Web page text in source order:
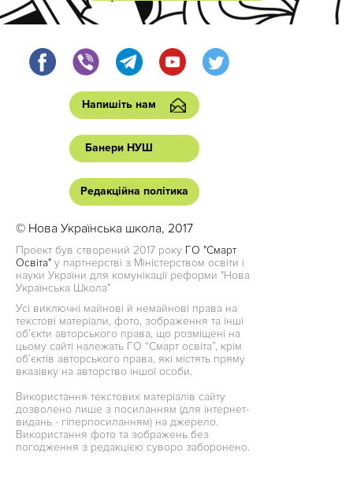
Напишіть нам
Банери НУШ
Редакційна політика
© Нова Українська школа, 2017
Проект був створений 2017 року ГО "Смарт
Освіта" у партнерстві з Міністерством освіти і
науки України для комунікації реформи "Нова
Українська Школа"
Усі виключні майнові й немайнові права на
текстові матеріали, фото, зображення та інші
об’єкти авторського права, що розміщені на
цьому сайті належать ГО “Смарт освіта”, крім
об’єктів авторського права, які містять пряму
вказівку на авторство іншої особи.
Використання текстових матеріалів сайту
дозволено лише з посиланням (для інтернет-
видань - гіперпосиланням) на джерело.
Використання фото та зображень без
погодження з редакцією суворо заборонено.